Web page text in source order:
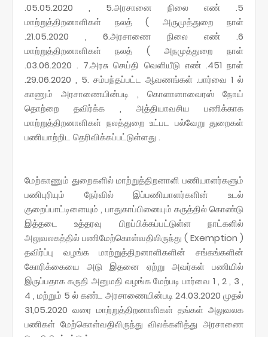
.05.05.2020 , 5.அரசானை நிலை எண் .5
மாற்றுத்திறனாளிகள் நலத் ( அருமுத்துறை நாள்
.21.05.2020 , 6.அரசாணை நிலை எண் .6
மாற்றுத்திறனாளிகள் நலத் ( அநமுத்துறை நாள்
.03.06.2020 . 7.அரசு செய்தி வெளியீடு எண் .451 நாள்
.29.06.2020 , 5. சம்பந்தப்பட்ட ஆவணங்கள் .பார்வை 1 ல்
காணும் அரசாணையின்படி , கொளானாவைரஸ் நோய்
தொற்றை தவிர்க்க , அத்தியாவசிய பணிக்காக
மாற்றுத்திறனாளிகள் நலத்துறை உட்பட பல்வேறு துறைகள்
பணியாற்றிட தெரிவிக்கப்பட்டுள்ளது .
மேற்காணும் துறைகளில் மாற்றுத்திறனாளி பணியாளர்களும்
பணிபுரியும் நேர்வில் இப்பணியாளர்களின் உடல்
குறைப்பாட்டினையும் , பாதுகாப்பினையும் கருத்தில் கொண்டு
இத்தடை உத்தரவு பிறப்பிக்கப்பட்டுள்ள நாட்களில்
அலுவலகத்தில் பணிமேற்கொள்வதிலிருந்து ( Exemption )
தவிர்ப்பு வழங்க மாற்றுத்திறனாளிகளின் சங்கங்களின்
கோரிக்கையை அடு இதனை ஏற்று அவர்கள் பணியில்
இருப்பதாக கருதி அனுமதி வழங்க மேற்படி பார்வை 1 , 2 , 3 ,
4 , மற்றும் 5 ல் கண்ட அரசாணையின்படி 24.03.2020 முதல்
31,05.2020 வரை மாற்றுத்திறனாளிகள் தங்கள் அலுவலக
பணிகள் மேற்கொள்வதிலிருந்து விலக்களித்து அரசாணை